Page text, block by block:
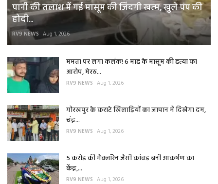
पानी की तलाश में गई मासूम की जिंदगी खत्म, खुले पंप की
होदी...
RV9 NEWS Aug 1, 2026
ममता पर लगा कलंक! 6 माह के मासूम की हत्या का
आरोप, मेरठ...
RV9 NEWS Aug 1, 2026
गोरखपुर के कराटे खिलाड़ियों का जापान में दिखेगा दम,
चंद्र...
RV9 NEWS Aug 1, 2026
5 करोड़ की मैक्लॉरेन जैसी कांवड़ बनी आकर्षण का
केंद्र,...
RV9 NEWS Aug 1, 2026